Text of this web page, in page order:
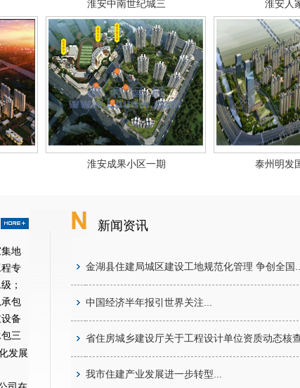
淮安中南世纪城三 淮安人
淮安成果小区一期 泰州明发
地
专
；
包
备
三
发展
新闻资讯
金湖县住建局城区建设工地规范化管理 争创全国...
中国经济半年报引世界关注...
省住房城乡建设厅关于工程设计单位资质动态核查
我市住建产业发展进一步转型...